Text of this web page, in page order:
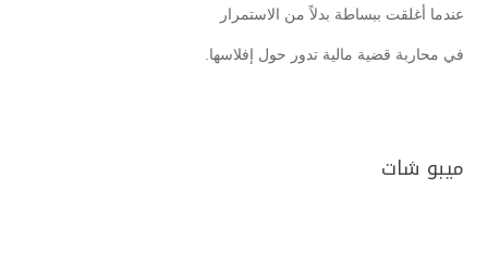
عندما أغلقت ببساطة بدلاً من الاستمرار
في محاربة قضية مالية تدور حول إفلاسها.
ميبو شات